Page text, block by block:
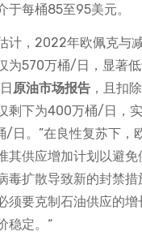
于每桶85至95美元。
计，2022年欧佩克与
为570万桶/日，显著低
原油市场报告 ，且扣
剩下为400万桶/日，
/日。”在良性复苏下，
其供应增加计划以避免
毒扩散导致新的封禁措
须要克制石油供应的
稳定。“